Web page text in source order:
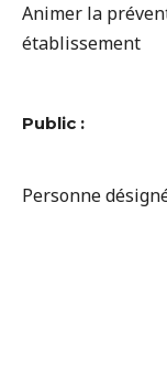
Animer la
établissement
Public :
Personne